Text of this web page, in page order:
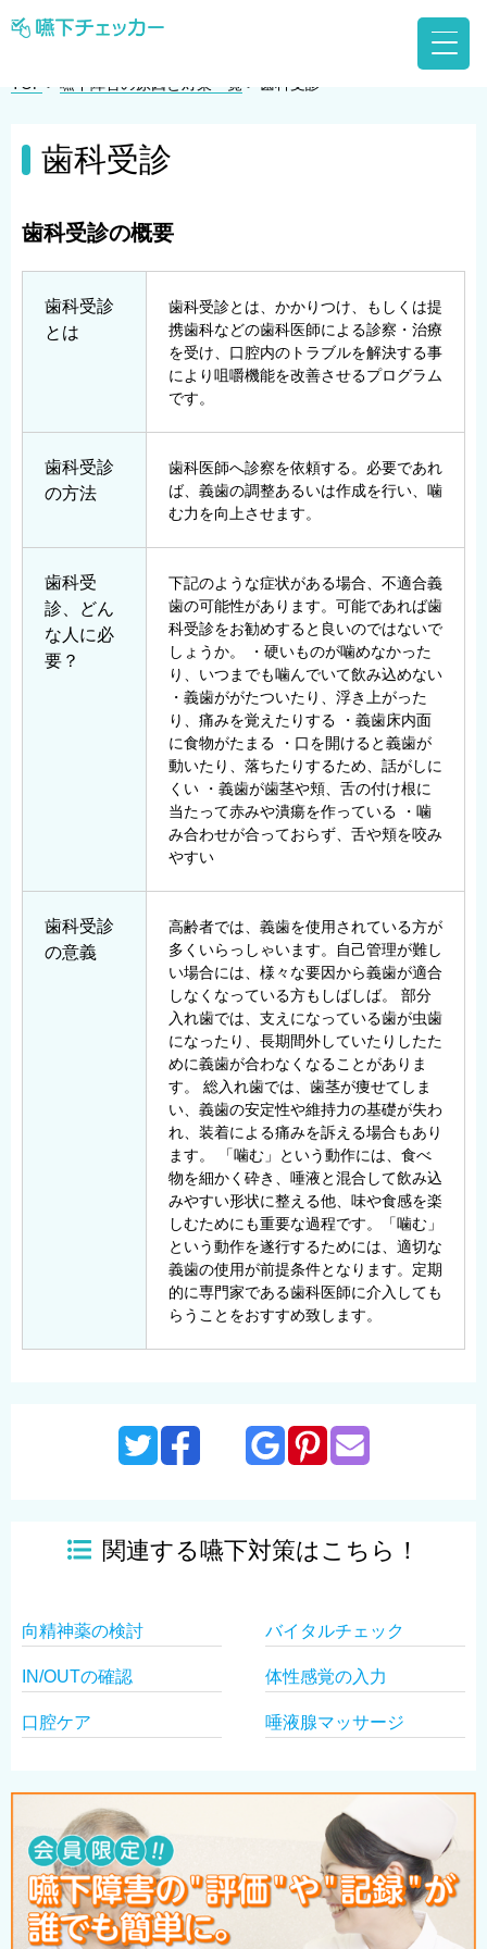
TOP > 嚥下障害の原因と対策一覧 > 歯科受診
歯科受診
歯科受診の概要
歯科受診
とは
歯科受診とは、かかりつけ、もしくは提
携歯科などの歯科医師による診察・治療
を受け、口腔内のトラブルを解決する事
により咀嚼機能を改善させるプログラム
です。
歯科受診
の方法
歯科医師へ診察を依頼する。必要であれ
ば、義歯の調整あるいは作成を行い、噛
む力を向上させます。
歯科受
診、どん
な人に必
要？
下記のような症状がある場合、不適合義
歯の可能性があります。可能であれば歯
科受診をお勧めすると良いのではないで
しょうか。
・硬いものが噛めなかった
り、いつまでも噛んでいて飲み込めない
・義歯ががたついたり、浮き上がった
り、痛みを覚えたりする ・義歯床内面
に食物がたまる ・口を開けると義歯が
動いたり、落ちたりするため、話がしに
くい ・義歯が歯茎や頬、舌の付け根に
当たって赤みや潰瘍を作っている ・噛
み合わせが合っておらず、舌や頬を咬み
やすい
歯科受診
の意義
高齢者では、義歯を使用されている方が
多くいらっしゃいます。自己管理が難し
い場合には、様々な要因から義歯が適合
しなくなっている方もしばしば。
部分
入れ歯では、支えになっている歯が虫歯
になったり、長期間外していたりしたた
めに義歯が合わなくなることがありま
す。
総入れ歯では、歯茎が痩せてしま
い、義歯の安定性や維持力の基礎が失わ
れ、装着による痛みを訴える場合もあり
ます。
「噛む」という動作には、食べ
物を細かく砕き、唾液と混合して飲み込
みやすい形状に整える他、味や食感を楽
しむためにも重要な過程です。「噛む」
という動作を遂行するためには、適切な
義歯の使用が前提条件となります。定期
的に専門家である歯科医師に介入しても
らうことをおすすめ致します。
関連する嚥下対策はこちら！
向精神薬の検討 バイタルチェック
IN/OUTの確認 体性感覚の入力
口腔ケア 唾液腺マッサージ